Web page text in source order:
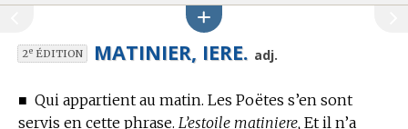
2eÉDITION MATINIER, IERE. adj.
■ Qui appartient au matin. Les Poëtes s’en sont
servis en cette phrase. L’estoile matiniere, Et il n’a